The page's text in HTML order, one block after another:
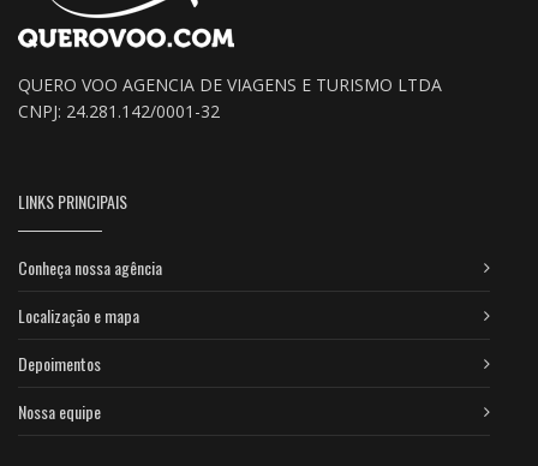
QUERO VOO AGENCIA DE VIAGENS E TURISMO LTDA
CNPJ: 24.281.142/0001-32
LINKS PRINCIPAIS
Conheça nossa agência
Localização e mapa
Depoimentos
Nossa equipe